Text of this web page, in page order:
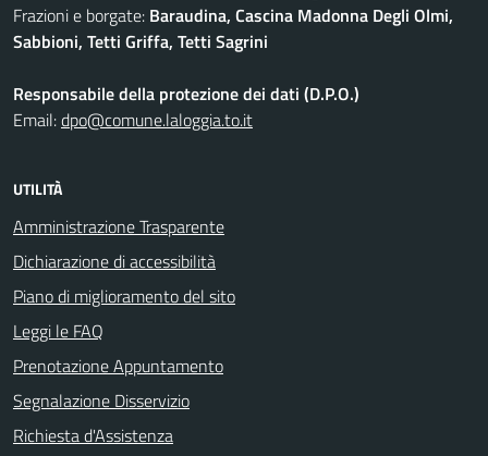
Frazioni e borgate: Baraudina, Cascina Madonna Degli Olmi,
Sabbioni, Tetti Griffa, Tetti Sagrini
Responsabile della protezione dei dati (D.P.O.)
Email:dpo@comune.laloggia.to.it
UTILITÀ
Amministrazione Trasparente
Dichiarazione di accessibilità
Piano di miglioramento del sito
Leggi le FAQ
Prenotazione Appuntamento
Segnalazione Disservizio
Richiesta d'Assistenza